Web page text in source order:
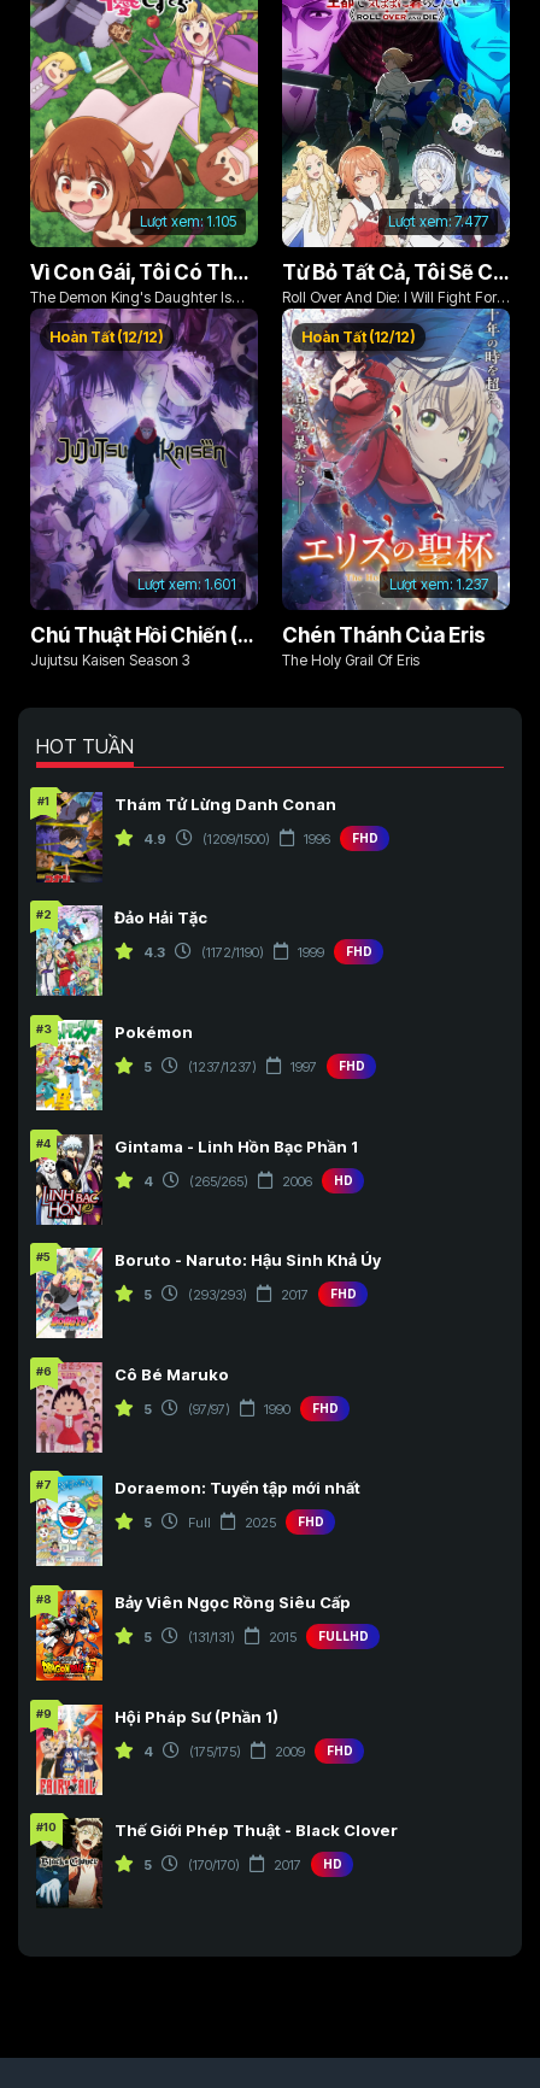
Lượt xem: 1.105
Vì Con Gái, Tôi Có Thể Đánh Bại Cả Ma Vương
The Demon King's Daughter Is
Too Kind!!
Lượt xem:7.477
Từ Bỏ Tất Cả, Tôi Sẽ Chiến Đấu Cho Một Cuộc Sống Bình Thường Với Tình Yêu Của Đời Mình Và Chiếc Thanh Kiếm Bị Nguyền Rủa!
Roll Over And Die: I Will Fight For
An Ordinary Life With My Love And
Cursed Sword!
Lượt xem: 1.601
Hoàn Tất (12/12)
Chú Thuật Hồi Chiến (Phần 3)
Jujutsu Kaisen Season 3
Lượt xem: 1.237
Hoàn Tất (12/12)
Chén Thánh Của Eris
The Holy Grail Of Eris
HOT TUẦN
#1 Thám Tử Lừng Danh Conan
4.9 (1209/1500) 1996 FHD
#2 Đảo Hải Tặc
4.3 (1172/1190) 1999 FHD
#3 Pokémon
5 (1237/1237) 1997 FHD
#4 Gintama - Linh Hồn Bạc Phần 1
4 (265/265) 2006 HD
#5 Boruto - Naruto: Hậu Sinh Khả Úy
5 (293/293) 2017 FHD
#6 Cô Bé Maruko
5 (97/97) 1990 FHD
#7 Doraemon: Tuyển tập mới nhất
5 Full 2025 FHD
#8 Bảy Viên Ngọc Rồng Siêu Cấp
5 (131/131) 2015 FULLHD
#9 Hội Pháp Sư (Phần 1)
4 (175/175) 2009 FHD
#10 Thế Giới Phép Thuật - Black Clover
5 (170/170) 2017 HD